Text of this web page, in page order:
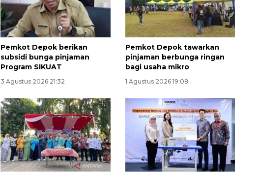
Pemkot Depok berikan
subsidi bunga pinjaman
Program SIKUAT
3 Agustus 2026 21:32
Pemkot Depok tawarkan
pinjaman berbunga ringan
bagi usaha mikro
1 Agustus 2026 19:08